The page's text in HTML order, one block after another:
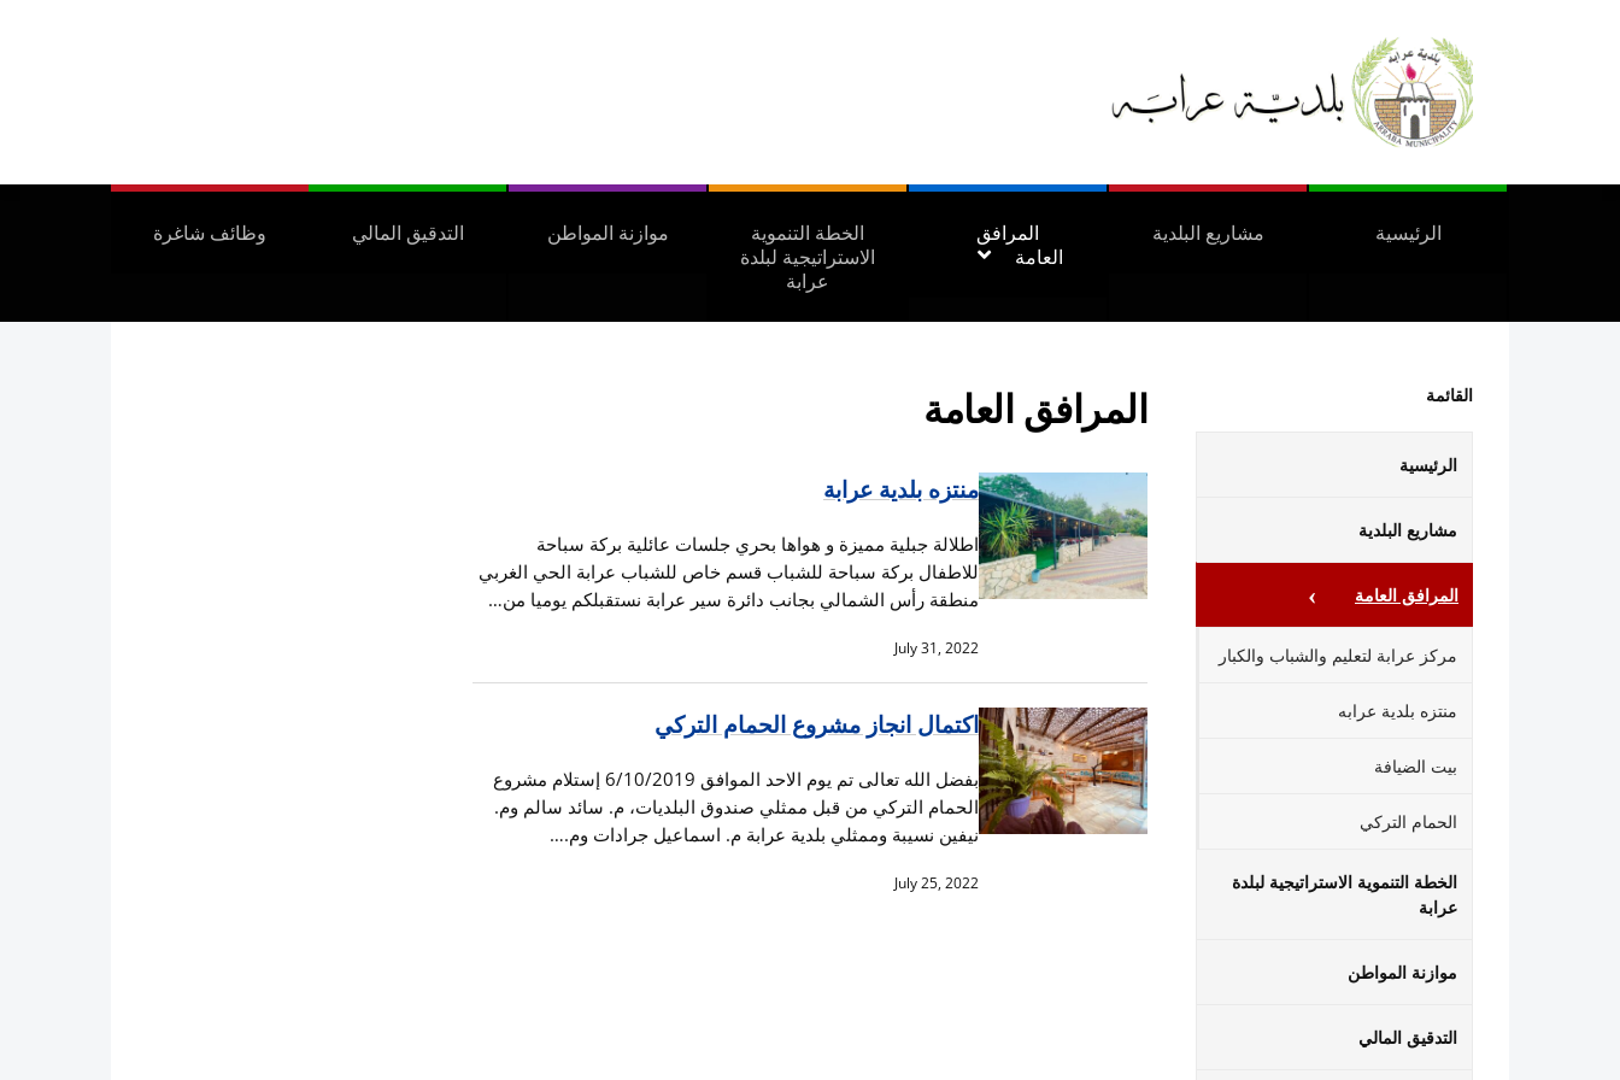
الرئيسية مشاريع البلدية
المرافق
العامة
الخطة التنموية
الاستراتيجية لبلدة
عرابة
موازنة المواطن التدقيق المالي وظائف شاغرة
القائمة
الرئيسية
مشاريع البلدية
المرافق العامة
مركز عرابة لتعليم والشباب والكبار
منتزه بلدية عرابه
بيت الضيافة
الحمام التركي
الخطة التنموية الاستراتيجية لبلدة
عرابة
موازنة المواطن
التدقيق المالي
المرافق العامة
منتزه بلدية عرابة
اطلالة جبلية مميزة و هواها بحري جلسات عائلية بركة سباحة
للاطفال بركة سباحة للشباب قسم خاص للشباب عرابة الحي الغربي
منطقة رأس الشمالي بجانب دائرة سير عرابة نستقبلكم يوميا من…
July 31, 2022
اكتمال انجاز مشروع الحمام التركي
بفضل الله تعالى تم يوم الاحد الموافق 6/10/2019 إستلام مشروع
الحمام التركي من قبل ممثلي صندوق البلديات، م. سائد سالم وم.
نيفين نسيبة وممثلي بلدية عرابة م. اسماعيل جرادات وم.…
July 25, 2022